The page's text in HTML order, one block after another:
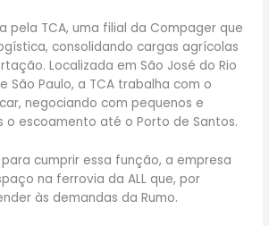
pela TCA, uma filial da Compager que
consolidando cargas agrícolas
Localizada em São José do Rio
São Paulo, a TCA trabalha com o
negociando com pequenos e
o escoamento até o Porto de Santos.
cumprir essa função, a empresa
na ferrovia da ALL que, por
às demandas da Rumo.